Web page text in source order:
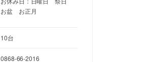
お盆 お正月
10台
0868-66-2016